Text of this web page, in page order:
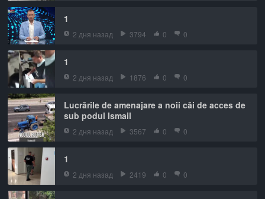
1
2 дня назад 3794 0 0
1
2 дня назад 1876 0 0
Lucrările de amenajare a noii căi de acces de
sub podul Ismail
2 дня назад 3567 0 0
1
2 дня назад 2419 0 0